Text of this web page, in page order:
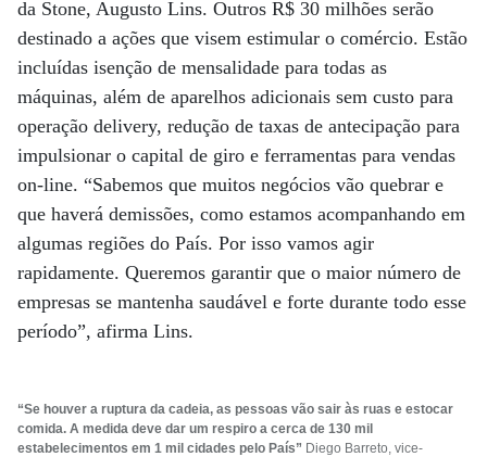
da Stone, Augusto Lins. Outros R$ 30 milhões serão
destinado a ações que visem estimular o comércio. Estão
incluídas isenção de mensalidade para todas as
máquinas, além de aparelhos adicionais sem custo para
operação delivery, redução de taxas de antecipação para
impulsionar o capital de giro e ferramentas para vendas
on-line. “Sabemos que muitos negócios vão quebrar e
que haverá demissões, como estamos acompanhando em
algumas regiões do País. Por isso vamos agir
rapidamente. Queremos garantir que o maior número de
empresas se mantenha saudável e forte durante todo esse
período”, afirma Lins.
“Se houver a ruptura da cadeia, as pessoas vão sair às ruas e estocar
comida. A medida deve dar um respiro a cerca de 130 mil
estabelecimentos em 1 mil cidades pelo País” Diego Barreto, vice-